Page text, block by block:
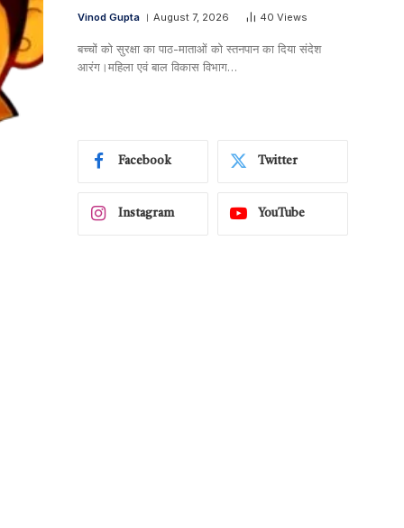
Vinod Gupta August 7, 2026 40 Views
बच्चों को सुरक्षा का पाठ-माताओं को स्तनपान का दिया संदेश
आरंग।महिला एवं बाल विकास विभाग…
Facebook Twitter
Instagram YouTube